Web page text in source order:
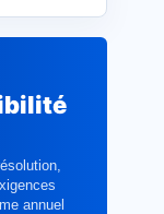
annuel